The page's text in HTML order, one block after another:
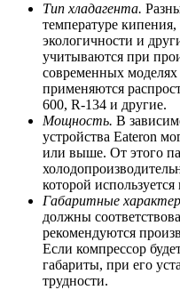
Тип хладагента.
температуре
экологичности и
учитываются при
современных
применяются
600, R-134 и другие.
Мощность. В
устройства Eateron
или выше. От этого
которой используется
Габаритные
должны
рекомендуются
Если компрессор
габариты, при его
трудности.